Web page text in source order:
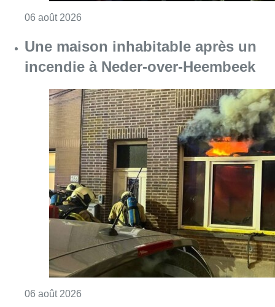
06 août 2026
Une maison inhabitable après un
incendie à Neder-over-Heembeek
06 août 2026